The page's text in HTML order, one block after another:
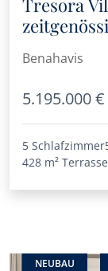
Tresora
Benahavis
5.195.000 €
5 Schlafzimmer
428 m²
NEUBAU